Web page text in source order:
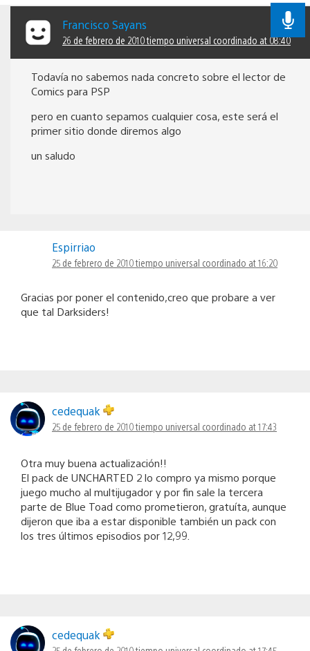
Francisco Sayans
26 de febrero de 2010 tiempo universal coordinado at 08:40
Todavía no sabemos nada concreto sobre el lector de
Comics para PSP
pero en cuanto sepamos cualquier cosa, este será el
primer sitio donde diremos algo
un saludo
Espirriao
25 de febrero de 2010 tiempo universal coordinado at 16:20
Gracias por poner el contenido,creo que probare a ver
que tal Darksiders!
cedequak
25 de febrero de 2010 tiempo universal coordinado at 17:43
Otra muy buena actualización!!
El pack de UNCHARTED 2 lo compro ya mismo porque
juego mucho al multijugador y por fin sale la tercera
parte de Blue Toad como prometieron, gratuíta, aunque
dijeron que iba a estar disponible también un pack con
los tres últimos episodios por 12,99.
cedequak